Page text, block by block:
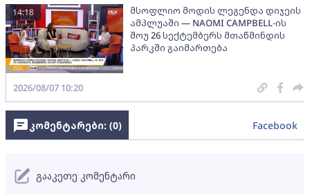
მსოფლიო მოდის ლეგენდა დიჯეის
ამპლუაში — NAOMI CAMPBELL-ის
შოუ 26 სექტემბერს მთაწმინდის
პარკში გაიმართება
14:18
2026/08/07 10:20
კომენტარები: (0) Facebook
გააკეთე კომენტარი